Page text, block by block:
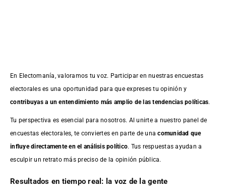
En Electomanía, valoramos tu voz. Participar en nuestras encuestas
electorales es una oportunidad para que expreses tu opinión y
contribuyas a un entendimiento más amplio de las tendencias políticas.
Tu perspectiva es esencial para nosotros. Al unirte a nuestro panel de
encuestas electorales, te conviertes en parte de unacomunidad que
influye directamente en el análisis político. Tus respuestas ayudan a
esculpir un retrato más preciso de la opinión pública.
Resultados en tiempo real: la voz de la gente